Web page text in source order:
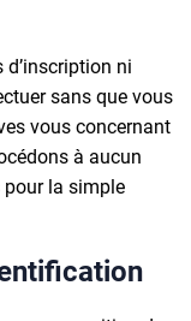
ni
sans que vous
vous concernant
à aucun
pour la simple